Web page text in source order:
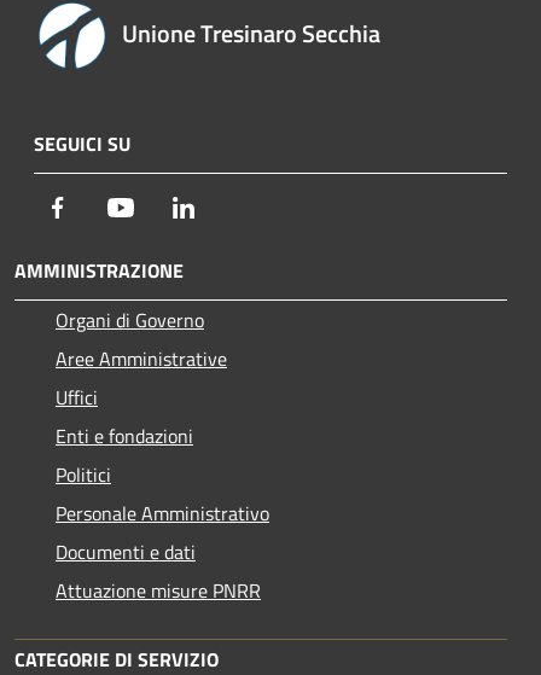
Unione Tresinaro Secchia
SEGUICI SU
Facebook Youtube
AMMINISTRAZIONE
Organi di Governo
Aree Amministrative
Uffici
Enti e fondazioni
Politici
Personale Amministrativo
Documenti e dati
Attuazione misure PNRR
CATEGORIE DI SERVIZIO